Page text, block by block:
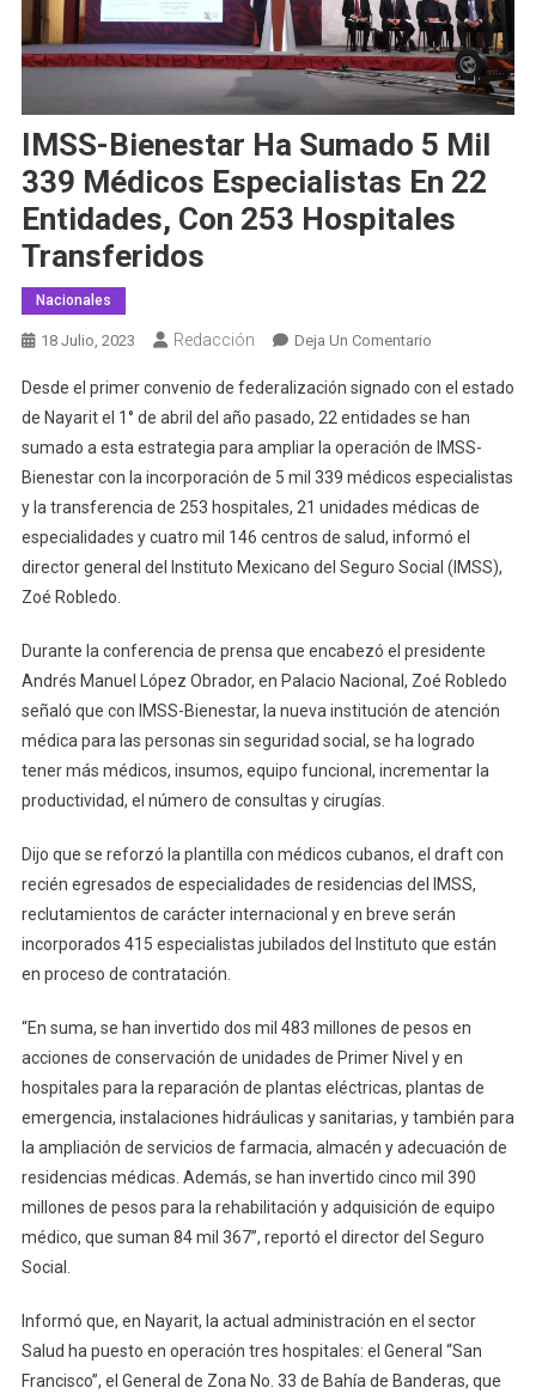
IMSS-Bienestar Ha Sumado 5 Mil
339 Médicos Especialistas En 22
Entidades, Con 253 Hospitales
Transferidos
Nacionales
18 Julio, 2023 Redacción Deja Un ComentarioEn
Bienestar
Ha
Sumado
5
Mil
339
Médicos
22
Entidades,
Hospitales
Transferidos
Desde el primer convenio de federalización signado con el estado
de Nayarit el 1° de abril del año pasado, 22 entidades se han
sumado a esta estrategia para ampliar la operación de IMSS-
Bienestar con la incorporación de 5 mil 339 médicos especialistas
y la transferencia de 253 hospitales, 21 unidades médicas de
especialidades y cuatro mil 146 centros de salud, informó el
director general del Instituto Mexicano del Seguro Social (IMSS),
Zoé Robledo.
Durante la conferencia de prensa que encabezó el presidente
Andrés Manuel López Obrador, en Palacio Nacional, Zoé Robledo
señaló que con IMSS-Bienestar, la nueva institución de atención
médica para las personas sin seguridad social, se ha logrado
tener más médicos, insumos, equipo funcional, incrementar la
productividad, el número de consultas y cirugías.
Dijo que se reforzó la plantilla con médicos cubanos, el draft con
recién egresados de especialidades de residencias del IMSS,
reclutamientos de carácter internacional y en breve serán
incorporados 415 especialistas jubilados del Instituto que están
en proceso de contratación.
“En suma, se han invertido dos mil 483 millones de pesos en
acciones de conservación de unidades de Primer Nivel y en
hospitales para la reparación de plantas eléctricas, plantas de
emergencia, instalaciones hidráulicas y sanitarias, y también para
la ampliación de servicios de farmacia, almacén y adecuación de
residencias médicas. Además, se han invertido cinco mil 390
millones de pesos para la rehabilitación y adquisición de equipo
médico, que suman 84 mil 367”, reportó el director del Seguro
Social.
Informó que, en Nayarit, la actual administración en el sector
Salud ha puesto en operación tres hospitales: el General “San
Francisco”, el General de Zona No. 33 de Bahía de Banderas, que